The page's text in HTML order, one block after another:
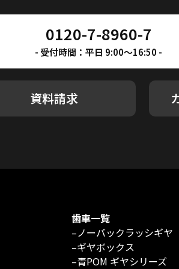
0120-7-8960-7
- 受付時間：平日 9:00～16:50 -
資料請求
歯車一覧
–ノーバックラッシギヤ
–ギヤボックス
–青POM ギヤシリーズ